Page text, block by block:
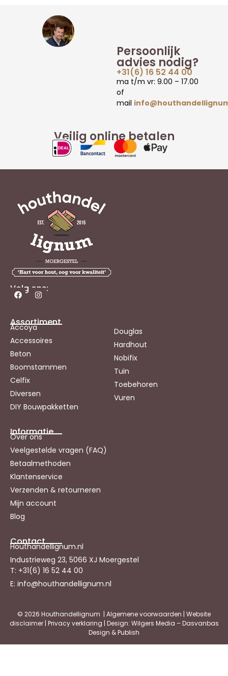
Veilig online betalen
Persoonlijk
advies nodig?
+31(6) 16 52 44 00
ma t/m vr: 9.00 – 17.00
of
mail
Volg ons:
Assortiment
Accoya
Accessoires
Beton
Boomstammen
Celfix
Diversen
DIY Bouwpakketten
Douglas
Hardhout
Nobifix
Tuin
Toebehoren
Vuren
Informatie
Over ons
Veelgestelde vragen (FAQ)
Betaalmethoden
Klantenservice
Verzenden & retourneren
Mijn account
Blog
Contact
Houthandellignum.nl
Industrieweg 23, 5066 XJ Moergestel
T: +31(6) 16 52 44 00
E: info@houthandellignum.nl
© 2026 Houthandellignum | Algemene voorwaarden | Website
disclaimer| Privacy verklaring | Design: Wilgers Media – Dasvanbas
Design & Publish